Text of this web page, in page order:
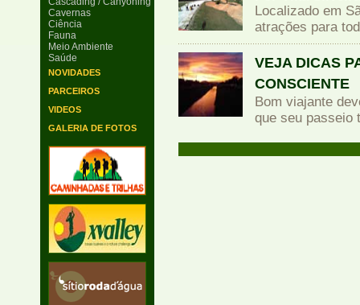
Cavernas
Ciência
Fauna
Meio Ambiente
Saúde
NOVIDADES
PARCEIROS
VIDEOS
GALERIA DE FOTOS
Localizado em
atrações para
VEJA DICAS
CONSCIENTE
Bom viajante
que seu passeio